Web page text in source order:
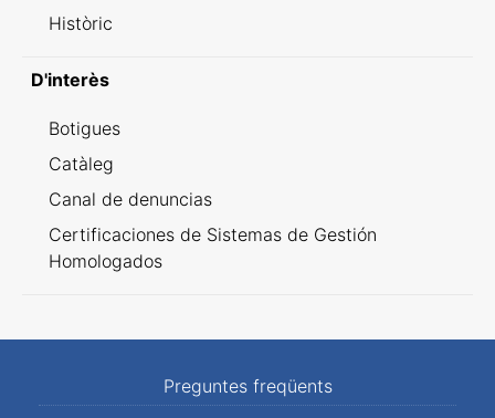
Històric
D'interès
Botigues
Catàleg
Canal de denuncias
Certificaciones de Sistemas de Gestión
Homologados
Preguntes freqüents